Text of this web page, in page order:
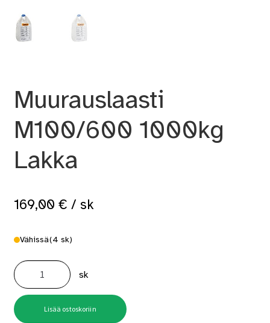
Muurauslaasti
M100/600 1000kg
Lakka
169,00 € / sk
Vähissä(4 sk)
Muurauslaasti
M100/600
1000kg
Lakka
määrä
sk
Lisää ostoskoriin